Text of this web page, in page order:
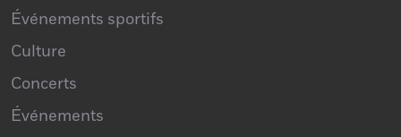
Culture
Concerts
Événements
Expositions